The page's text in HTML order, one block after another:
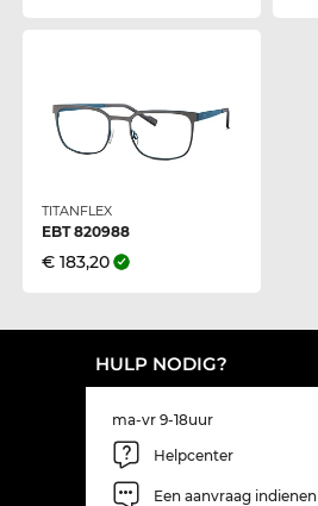
TITANFLEX
EBT 820988
€ 183,20
HULP NODIG?
ma-vr 9-18uur
Helpcenter
Een aanvraag indienen